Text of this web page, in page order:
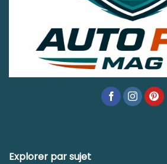
Explorer par sujet